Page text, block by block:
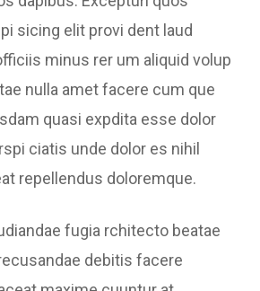
sicing elit provi dent laud
minus rer um aliquid volup
nulla amet facere cum que
quasi expdita esse dolor
ciatis unde dolor es nihil
repellendus doloremque.
fugia rchitecto beatae
debitis facere